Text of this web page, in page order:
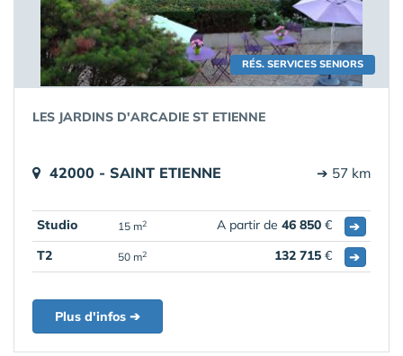
RÉS. SERVICES SENIORS
LES JARDINS D'ARCADIE ST ETIENNE
42000 - SAINT ETIENNE ➔ 57 km
Studio 15 m2 A partir de 46 850 €
➔
T2
50 m2 132 715 € ➔
Plus d'infos ➔